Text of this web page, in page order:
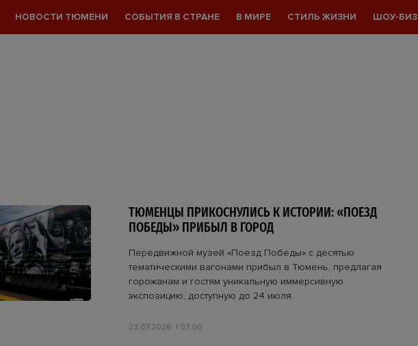
НОВОСТИ ТЮМЕНИ СОБЫТИЯ В СТРАНЕ В МИРЕ СТИЛЬ ЖИЗНИ ШОУ-БИЗ
ТЮМЕНЦЫ ПРИКОСНУЛИСЬ К ИСТОРИИ: «ПОЕЗД
ПОБЕДЫ» ПРИБЫЛ В ГОРОД
Передвижной музей «Поезд Победы» с десятью
тематическими вагонами прибыл в Тюмень, предлагая
горожанам и гостям уникальную иммерсивную
экспозицию, доступную до 24 июля.
23.07.2026 07:00